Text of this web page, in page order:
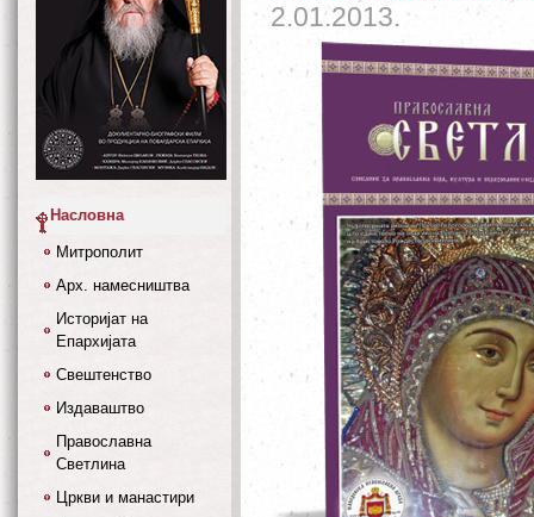
2.01.2013.
Насловна
Митрополит
Арх. намесништва
Историјат на
Епархијата
Свештенство
Издаваштво
Православна
Светлина
Цркви и манастири